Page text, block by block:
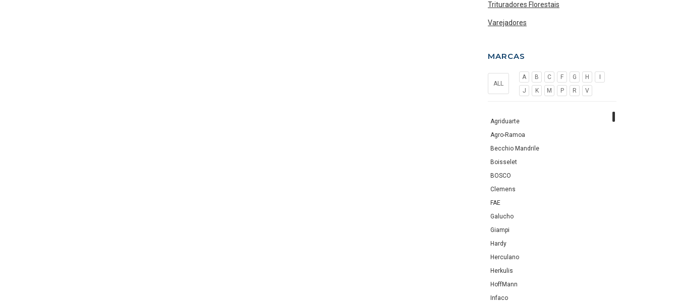
Trituradores Florestais
Varejadores
MARCAS
ALL
A B C F G H
J
K M P R V
Agriduarte
Agro-Ramoa
Becchio Mandrile
Boisselet
BOSCO
Clemens
FAE
Galucho
Giampi
Hardy
Herculano
Herkulis
HoffMann
Infaco